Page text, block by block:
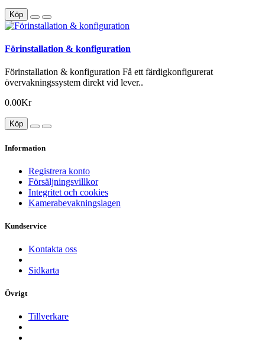
Köp
Förinstallation & konfiguration
Förinstallation & konfiguration Få ett färdigkonfigurerat
övervakningssystem direkt vid lever..
0.00Kr
Köp
Information
Registrera konto
Försäljningsvillkor
Integritet och cookies
Kamerabevakningslagen
Kundservice
Kontakta oss
Sidkarta
Övrigt
Tillverkare